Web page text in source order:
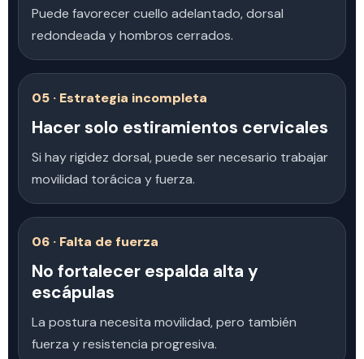
Puede favorecer cuello adelantado, dorsal
redondeada y hombros cerrados.
05 · Estrategia incompleta
Hacer solo estiramientos cervicales
Si hay rigidez dorsal, puede ser necesario trabajar
movilidad torácica y fuerza.
06 · Falta de fuerza
No fortalecer espalda alta y
escápulas
La postura necesita movilidad, pero también
fuerza y resistencia progresiva.